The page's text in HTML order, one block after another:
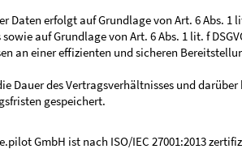
Daten erfolgt auf Grundlage von Art. 6 Abs. 1
auf Grundlage von Art. 6 Abs. 1 lit. f
an einer effizienten und sicheren
Dauer des Vertragsverhältnisses und darüber
gespeichert.
GmbH ist nach ISO/IEC 27001:2013